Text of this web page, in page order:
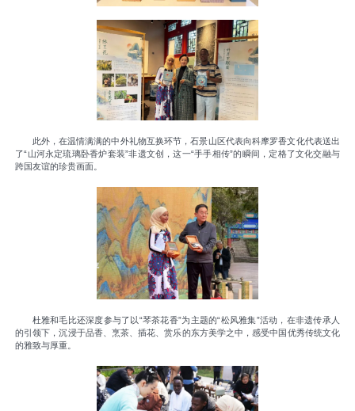
此外，在温情满满的中外礼物互换环节，石景山区代表向科摩罗香文化代表送出
了“山河永定琉璃卧香炉套装”非遗文创，这一“手手相传”的瞬间，定格了文化交融与
跨国友谊的珍贵画面。
杜雅和毛比还深度参与了以“琴茶花香”为主题的“松风雅集”活动，在非遗传承人
的引领下，沉浸于品香、烹茶、插花、赏乐的东方美学之中，感受中国优秀传统文化
的雅致与厚重。